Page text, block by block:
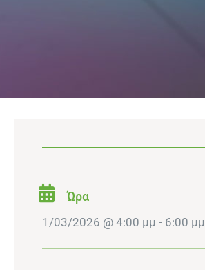
Ώρα
1/03/2026 @ 4:00 μμ - 6:00 μμ